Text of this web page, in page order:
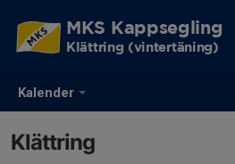
Kalender
MKS Kappsegling
Klättring (vintertäning)
Klättring